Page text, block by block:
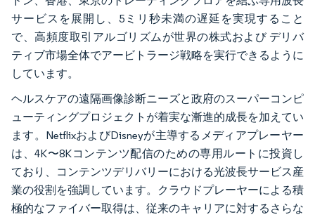
サービスを展開し、5ミリ秒未満の遅延を実現すること
で、高頻度取引アルゴリズムが世界の株式および デリバ
ティブ市場全体でアービトラージ戦略を実行できるように
しています。
ヘルスケアの遠隔画像診断ニーズと政府のスーパーコンピ
ューティングプロジェクトが着実な漸進的成長を加えてい
ます。NetflixおよびDisneyが主導するメディアプレーヤー
は、4K〜8Kコンテンツ配信のための専用ルートに投資し
ており、コンテンツデリバリーにおける光波長サービス産
業の役割を強調しています。クラウドプレーヤーによる積
極的なファイバー取得は、従来のキャリアに対するさらな